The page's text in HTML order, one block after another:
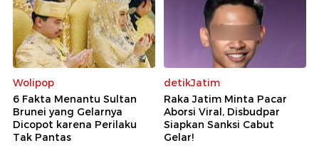
Wolipop
6 Fakta Menantu Sultan
Brunei yang Gelarnya
Dicopot karena Perilaku
Tak Pantas
detikJatim
Raka Jatim Minta Pacar
Aborsi Viral, Disbudpar
Siapkan Sanksi Cabut
Gelar!